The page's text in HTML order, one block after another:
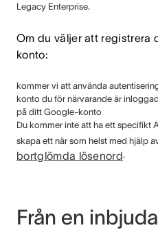
Legacy Enterprise.
Om du väljer att registrera
konto:
kommer vi att använda
konto du för närvarande är
på ditt Google-konto
Du kommer inte att ha ett specifikt
skapa ett när som helst med hjälp
bortglömda lösenord.
Från en